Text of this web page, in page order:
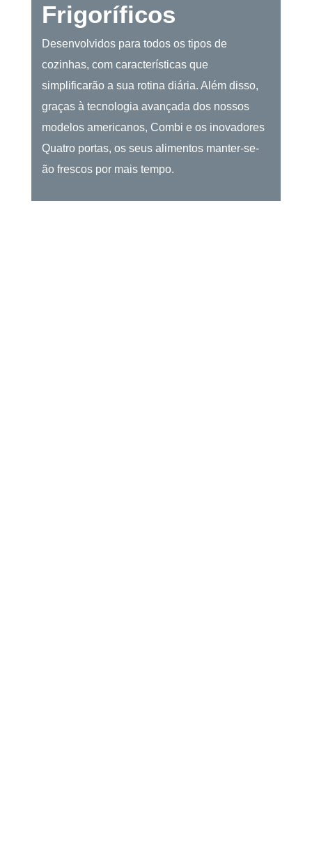
Frigoríficos
Desenvolvidos para todos os tipos de
cozinhas, com características que
simplificarão a sua rotina diária. Além disso,
graças à tecnologia avançada dos nossos
modelos americanos, Combi e os inovadores
Quatro portas, os seus alimentos manter-se-
ão frescos por mais tempo.